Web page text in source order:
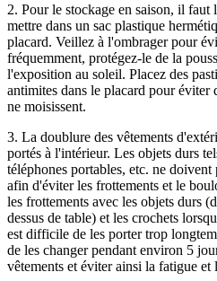
2. Pour le stockage en saison, il faut
mettre dans un sac plastique
placard. Veillez à l'ombrager pour
fréquemment, protégez-le de la
l'exposition au soleil. Placez des
antimites dans le placard pour éviter
ne moisissent.
3. La doublure des vêtements
portés à l'intérieur. Les objets durs
téléphones portables, etc. ne doivent
afin d'éviter les frottements et le
les frottements avec les objets durs
dessus de table) et les crochets
est difficile de les porter trop
de les changer pendant environ 5
vêtements et éviter ainsi la fatigue et